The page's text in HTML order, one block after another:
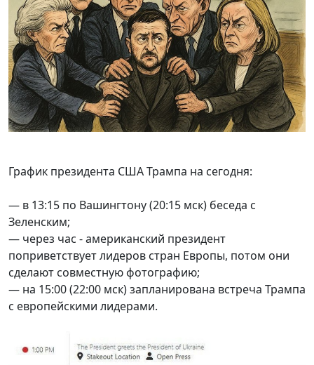
График президента США Трампа на сегодня:
— в 13:15 по Вашингтону (20:15 мск) беседа с
Зеленским;
— через час - американский президент
поприветствует лидеров стран Европы, потом они
сделают совместную фотографию;
— на 15:00 (22:00 мск) запланирована встреча Трампа
с европейскими лидерами.